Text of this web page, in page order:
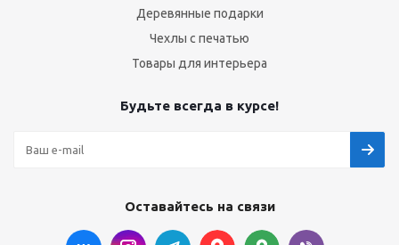
Деревянные подарки
Чехлы с печатью
Товары для интерьера
Будьте всегда в курсе!
Оставайтесь на связи